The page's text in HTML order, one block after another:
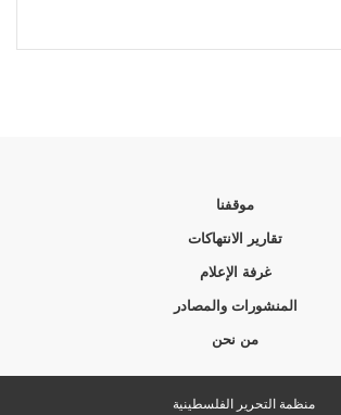
موقفنا
تقارير الانتهاكات
غرفة الإعلام
المنشورات والمصادر
من نحن
منظمة التحرير الفلسطينية